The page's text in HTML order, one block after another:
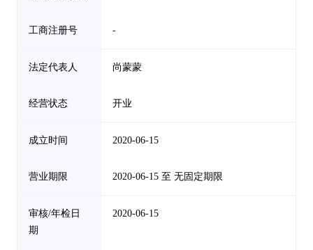
工商注册号 -
法定代表人 尚蒙蒙
经营状态 开业
成立时间 2020-06-15
营业期限 2020-06-15 至 无固定期限
审核/年检日
期
2020-06-15